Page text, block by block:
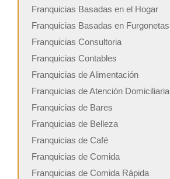
Franquicias Basadas en el Hogar
Franquicias Basadas en Furgonetas
Franquicias Consultoria
Franquicias Contables
Franquicias de Alimentación
Franquicias de Atención Domiciliaria
Franquicias de Bares
Franquicias de Belleza
Franquicias de Café
Franquicias de Comida
Franquicias de Comida Rápida